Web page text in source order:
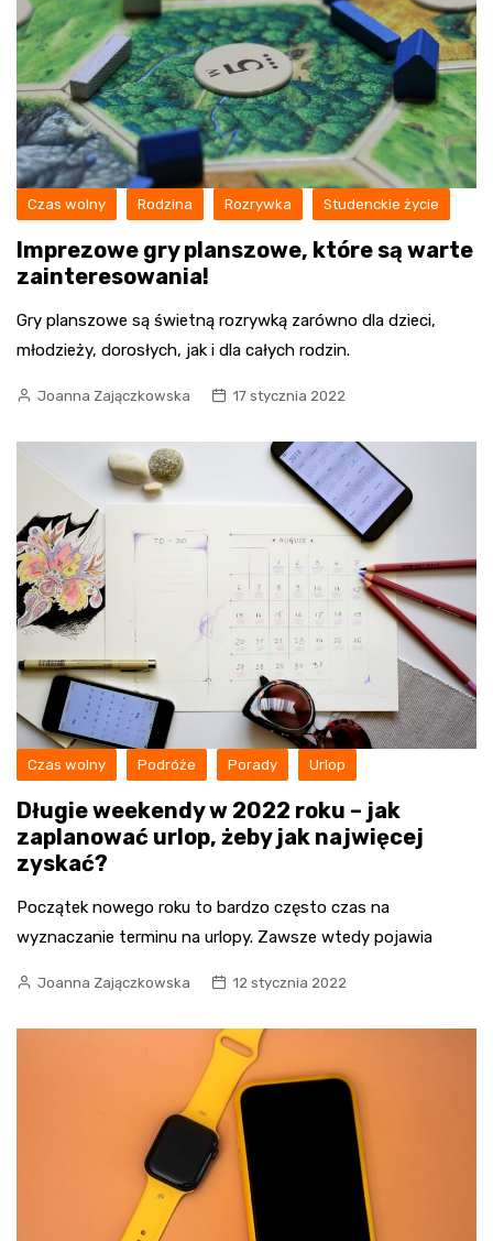
Czas wolny Rodzina Rozrywka Studenckie życie
Imprezowe gry planszowe, które są warte
zainteresowania!
Gry planszowe są świetną rozrywką zarówno dla dzieci,
młodzieży, dorosłych, jak i dla całych rodzin.
Joanna Zajączkowska 17 stycznia 2022
Czas wolny Podróże Porady Urlop
Długie weekendy w 2022 roku – jak
zaplanować urlop, żeby jak najwięcej
zyskać?
Początek nowego roku to bardzo często czas na
wyznaczanie terminu na urlopy. Zawsze wtedy pojawia
Joanna Zajączkowska 12 stycznia 2022